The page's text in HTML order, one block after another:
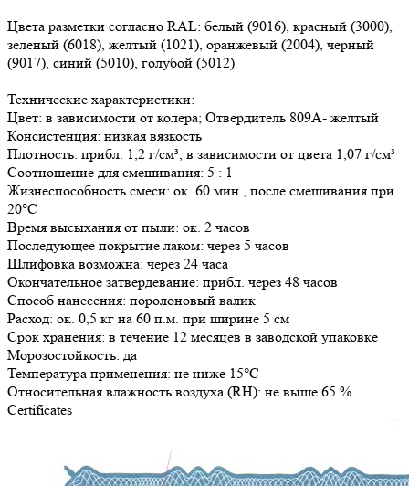
Цвета разметки согласно RAL: белый (9016), красный (3000),
зеленый (6018), желтый (1021), оранжевый (2004), черный
(9017), синий (5010), голубой (5012)
Технические характеристики:
Цвет: в зависимости от колера; Отвердитель 809А- желтый
Консистенция: низкая вязкость
Плотность: прибл. 1,2 г/см³, в зависимости от цвета 1,07 г/см³
Соотношение для смешивания: 5 : 1
Жизнеспособность смеси: ок. 60 мин., после смешивания при
20°С
Время высыхания от пыли: ок. 2 часов
Последующее покрытие лаком: через 5 часов
Шлифовка возможна: через 24 часа
Окончательное затвердевание: прибл. через 48 часов
Способ нанесения: поролоновый валик
Расход: ок. 0,5 кг на 60 п.м. при ширине 5 см
Срок хранения: в течение 12 месяцев в заводской упаковке
Морозостойкость: да
Температура применения: не ниже 15°С
Относительная влажность воздуха (RH): не выше 65 %
Certificates